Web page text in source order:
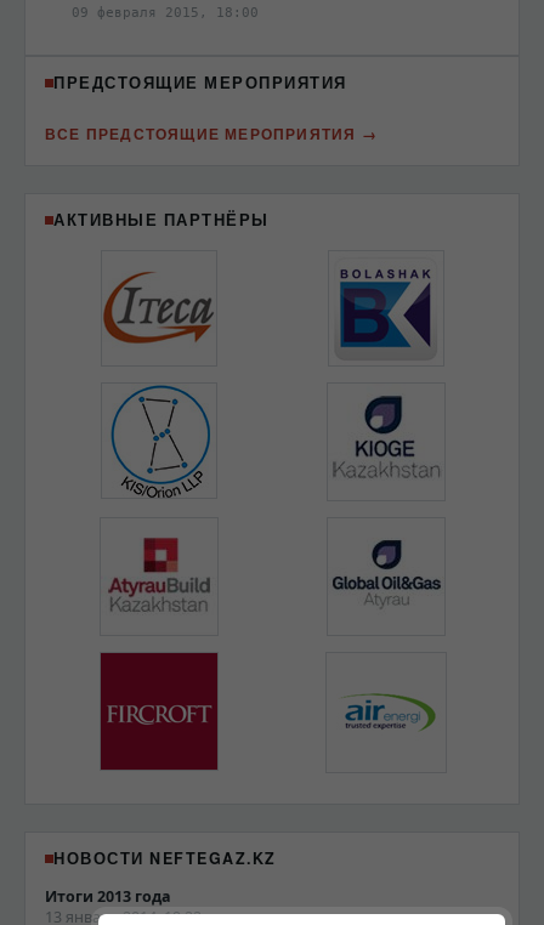
09 февраля 2015, 18:00
ПРЕДСТОЯЩИЕ МЕРОПРИЯТИЯ
ВСЕ ПРЕДСТОЯЩИЕ МЕРОПРИЯТИЯ
АКТИВНЫЕ ПАРТНЁРЫ
НОВОСТИ NEFTEGAZ.KZ
Итоги 2013 года
13 января 2014, 19:22